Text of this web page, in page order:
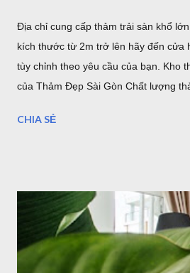
Địa chỉ cung cấp thảm trải sàn khổ
kích thước từ 2m trở lên hãy đến cửa
tùy chỉnh theo yêu cầu của bạn. Kho
của Thảm Đẹp Sài Gòn Chất lượng
Là đơn vị cung cấp thảm trải sàn -
CHIA SẺ